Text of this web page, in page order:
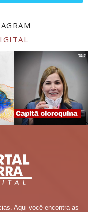
Aqui você encontra as